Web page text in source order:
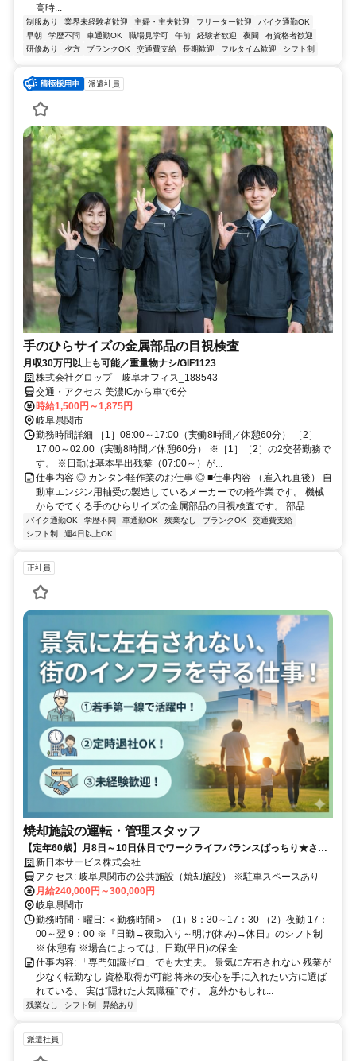
高時...
制服あり 業界未経験者歓迎 主婦・主夫歓迎 フリーター歓迎
バイク通勤OK
早朝
学歴不問 車通勤OK 職場見学可 午前 経験者歓迎 夜間
有資格者歓迎
研修あり
夕方 ブランクOK 交通費支給 長期歓迎 フルタイム歓迎 シフト制
派遣社員
手のひらサイズの金属部品の目視検査
月収30万円以上も可能／重量物ナシ/GIF1123
株式会社グロップ 岐阜オフィス_188543
交通・アクセス 美濃ICから車で6分
時給1,500円～1,875円
岐阜県関市
勤務時間詳細 ［1］08:00～17:00（実働8時間／休憩60分） ［2］
17:00～02:00（実働8時間／休憩60分） ※［1］［2］の2交替勤務で
す。 ※日勤は基本早出残業（07:00～）が...
仕事内容 ◎ カンタン軽作業のお仕事 ◎ ■仕事内容 （雇入れ直後） 自
動車エンジン用軸受の製造しているメーカーでの軽作業です。 機械
からでてくる手のひらサイズの金属部品の目視検査です。 部品...
バイク通勤OK 学歴不問 車通勤OK 残業なし ブランクOK
交通費支給
シフト制
週4日以上OK
正社員
焼却施設の運転・管理スタッフ
【定年60歳】月8日～10日休日でワークライフバランスばっちり★さら
に住宅手当など待遇が豊富！資格取得サポートもあります♪
新日本サービス株式会社
アクセス: 岐阜県関市の公共施設（焼却施設） ※駐車スペースあり
月給240,000円～300,000円
岐阜県関市
勤務時間・曜日: ＜勤務時間＞ （1）8：30～17：30 （2）夜勤 17：
00～翌 9：00 ※『日勤→夜勤入り～明け(休み)→休日』のシフト制
※ 休憩有 ※場合によっては、日勤(平日)の保全...
仕事内容: 「専門知識ゼロ」でも大丈夫。 景気に左右されない 残業が
少なく転勤なし 資格取得が可能 将来の安心を手に入れたい方に選ば
れている、 実は“隠れた人気職種”です。 意外かもしれ...
残業なし シフト制 昇給あり
派遣社員